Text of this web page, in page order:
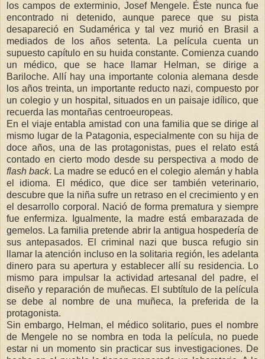
los campos de exterminio, Josef Mengele. Éste nunca fue
encontrado ni detenido, aunque parece que su pista
desapareció en Sudamérica y tal vez murió en Brasil a
mediados de los años setenta. La película cuenta un
supuesto capítulo en su huida constante. Comienza cuando
un médico, que se hace llamar Helman, se dirige a
Bariloche. Allí hay una importante colonia alemana desde
los años treinta, un importante reducto nazi, compuesto por
un colegio y un hospital, situados en un paisaje idílico, que
recuerda las montañas centroeuropeas.
En el viaje entabla amistad con una familia que se dirige al
mismo lugar de la Patagonia, especialmente con su hija de
doce años, una de las protagonistas, pues el relato está
contado en cierto modo desde su perspectiva a modo de
flash back. La madre se educó en el colegio alemán y habla
el idioma. El médico, que dice ser también veterinario,
descubre que la niña sufre un retraso en el crecimiento y en
el desarrollo corporal. Nació de forma prematura y siempre
fue enfermiza. Igualmente, la madre está embarazada de
gemelos. La familia pretende abrir la antigua hospedería de
sus antepasados. El criminal nazi que busca refugio sin
llamar la atención incluso en la solitaria región, les adelanta
dinero para su apertura y establecer allí su residencia. Lo
mismo para impulsar la actividad artesanal del padre, el
diseño y reparación de muñecas. El subtítulo de la película
se debe al nombre de una muñeca, la preferida de la
protagonista.
Sin embargo, Helman, el médico solitario, pues el nombre
de Mengele no se nombra en toda la película, no puede
estar ni un momento sin practicar sus investigaciones. De